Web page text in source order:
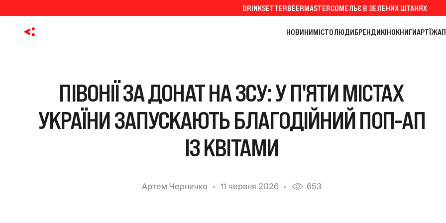
DRINKSETTERBEERMASTERСОМЕЛЬЄ В ЗЕЛЕНИХ ШТАНЯХ
НОВИНИМІСТОЛЮДИБРЕНДИКІНОКНИГИАРТЇЖА
ПІВОНІЇ ЗА ДОНАТ НА ЗСУ: У П'ЯТИ МІСТАХ
УКРАЇНИ ЗАПУСКАЮТЬ БЛАГОДІЙНИЙ ПОП-АП
ІЗ КВІТАМИ
Артем Черничко 11 червня 2026 653